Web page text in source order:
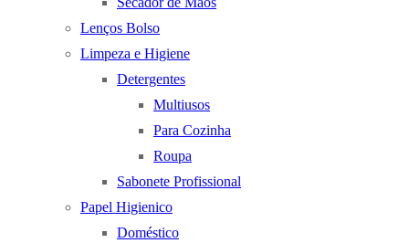
Lenços Bolso
Limpeza e Higiene
Detergentes
Multiusos
Para Cozinha
Roupa
Sabonete Profissional
Papel Higienico
Doméstico